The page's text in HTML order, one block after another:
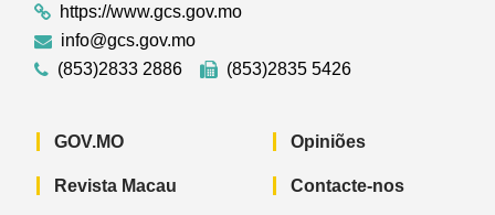
https://www.gcs.gov.mo
info@gcs.gov.mo
(853)2833 2886
(853)2835 5426
GOV.MO
Revista Macau
Opiniões
Contacte-nos